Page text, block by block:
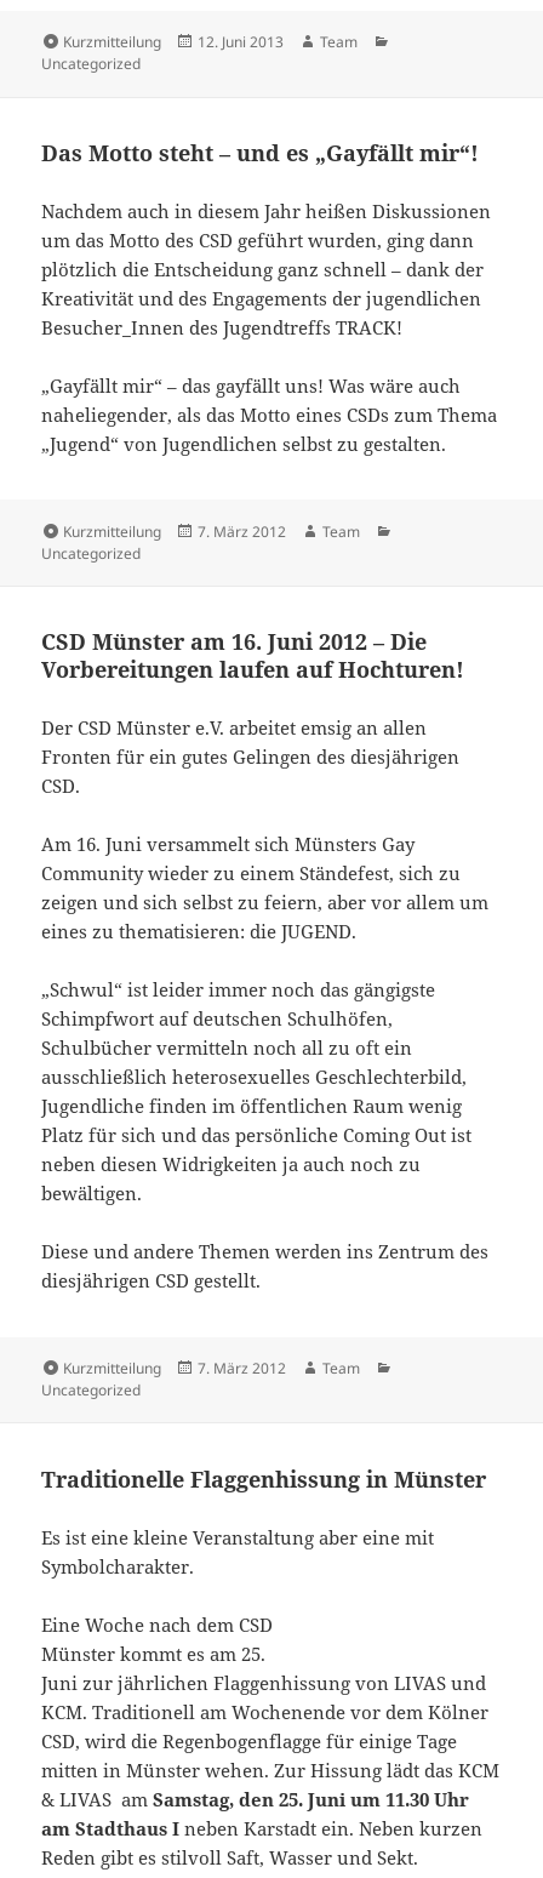
Format
Kurzmitteilung
Veröffentlicht
12. Juni 2013 Autor
Team
Uncategorized
Das Motto steht – und es „Gayfällt mir“!
Nachdem auch in diesem Jahr heißen Diskussionen
um das Motto des CSD geführt wurden, ging dann
plötzlich die Entscheidung ganz schnell – dank der
Kreativität und des Engagements der jugendlichen
Besucher_Innen des Jugendtreffs TRACK!
„Gayfällt mir“ – das gayfällt uns! Was wäre auch
naheliegender, als das Motto eines CSDs zum Thema
„Jugend“ von Jugendlichen selbst zu gestalten.
Format
Kurzmitteilung
Veröffentlicht
7. März 2012 Autor
Team
Uncategorized
CSD Münster am 16. Juni 2012 – Die
Vorbereitungen laufen auf Hochturen!
Der CSD Münster e.V. arbeitet emsig an allen
Fronten für ein gutes Gelingen des diesjährigen
CSD.
Am 16. Juni versammelt sich Münsters Gay
Community wieder zu einem Ständefest, sich zu
zeigen und sich selbst zu feiern, aber vor allem um
eines zu thematisieren: die JUGEND.
„Schwul“ ist leider immer noch das gängigste
Schimpfwort auf deutschen Schulhöfen,
Schulbücher vermitteln noch all zu oft ein
ausschließlich heterosexuelles Geschlechterbild,
Jugendliche finden im öffentlichen Raum wenig
Platz für sich und das persönliche Coming Out ist
neben diesen Widrigkeiten ja auch noch zu
bewältigen.
Diese und andere Themen werden ins Zentrum des
diesjährigen CSD gestellt.
Format
Kurzmitteilung
Veröffentlicht
7. März 2012 Autor
Team
Uncategorized
Traditionelle Flaggenhissung in Münster
Es ist eine kleine Veranstaltung aber eine mit
Symbolcharakter.
Eine Woche nach dem CSD
Münster kommt es am 25.
Juni zur jährlichen Flaggenhissung von LIVAS und
KCM. Traditionell am Wochenende vor dem Kölner
CSD, wird die Regenbogenflagge für einige Tage
mitten in Münster wehen. Zur Hissung lädt das KCM
& LIVAS amSamstag, den 25. Juni um 11.30 Uhr
am Stadthaus I neben Karstadt ein. Neben kurzen
Reden gibt es stilvoll Saft, Wasser und Sekt.